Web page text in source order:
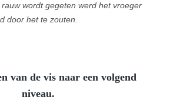
wordt gegeten werd het vroeger
door het te zouten.
van de vis naar een volgend
niveau.